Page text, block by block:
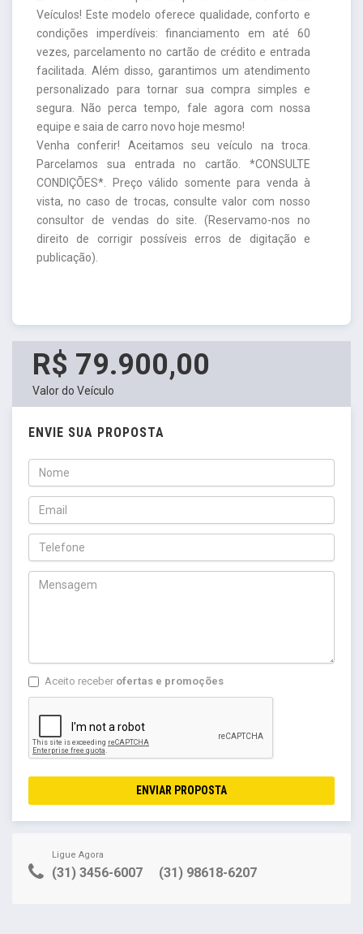
Veículos! Este modelo oferece qualidade, conforto e
condições imperdíveis: financiamento em até 60
vezes, parcelamento no cartão de crédito e entrada
facilitada. Além disso, garantimos um atendimento
personalizado para tornar sua compra simples e
segura. Não perca tempo, fale agora com nossa
equipe e saia de carro novo hoje mesmo!
Venha conferir! Aceitamos seu veículo na troca.
Parcelamos sua entrada no cartão. *CONSULTE
CONDIÇÕES*. Preço válido somente para venda à
vista, no caso de trocas, consulte valor com nosso
consultor de vendas do site. (Reservamo-nos no
direito de corrigir possíveis erros de digitação e
publicação).
R$ 79.900,00
Valor do Veículo
ENVIE SUA PROPOSTA
Aceito receber ofertas e promoções
ENVIAR PROPOSTA
Ligue Agora
(31) 3456-6007 (31) 98618-6207